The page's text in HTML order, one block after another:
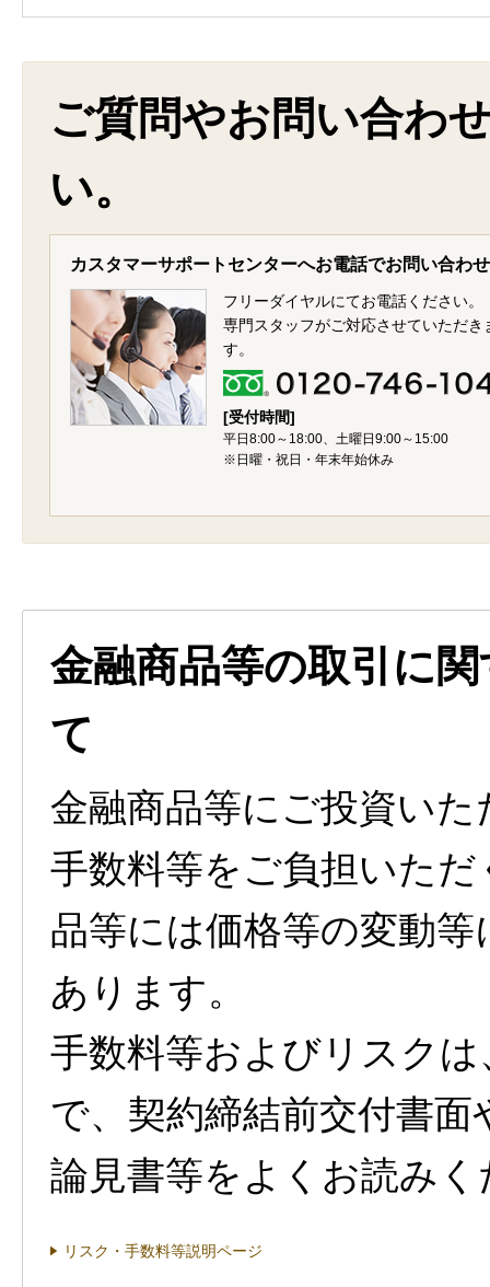
ご質問やお問い合わ
い。
カスタマーサポートセンターへお電話でお問い合わせ
フリーダイヤルにてお電話ください。
専門スタッフがご対応させていただき
す。
[受付時間]
平日8:00～18:00、土曜日9:00～15:00
※日曜・祝日・年末年始休み
金融商品等の取引に
て
金融商品等にご投資い
手数料等をご負担いた
品等には価格等の変動
あります。
手数料等およびリスク
で、契約締結前交付書
論見書等をよくお読みく
リスク・手数料等説明ページ